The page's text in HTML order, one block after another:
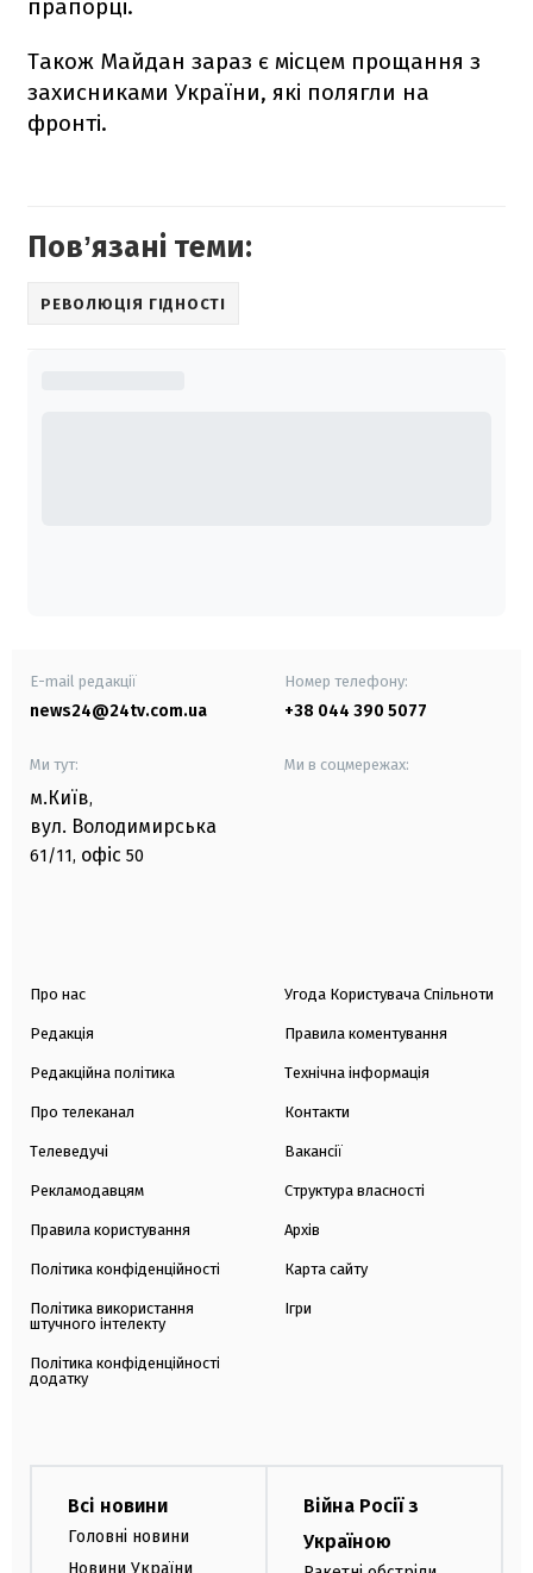
прапорці.
Також Майдан зараз є місцем прощання з
захисниками України, які полягли на
фронті.
Повʼязані теми:
РЕВОЛЮЦІЯ ГІДНОСТІ
E-mail редакції
news24@24tv.com.ua
Номер телефону:
+38 044 390 5077
Ми тут:
м.Київ,
вул. Володимирська
61/11, офіс 50
Ми в соцмережах:
Про нас
Редакція
Редакційна політика
Про телеканал
Телеведучі
Рекламодавцям
Правила користування
Політика конфіденційності
Політика використання
штучного інтелекту
Політика конфіденційності
додатку
Угода Користувача Спільноти
Правила коментування
Технічна інформація
Контакти
Вакансії
Структура власності
Архів
Карта сайту
Ігри
Всі новини
Головні новини
Новини України
Війна Росії з
Україною